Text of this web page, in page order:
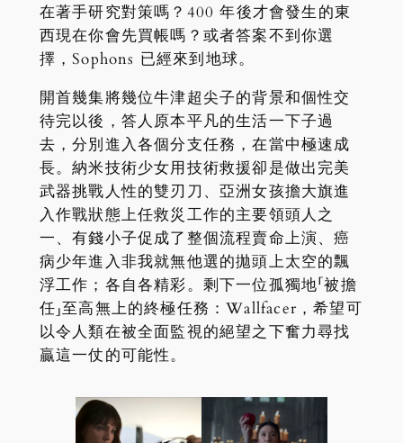
在著手研究對策嗎？400 年後才會發生的東
西現在你會先買帳嗎？或者答案不到你選
擇，Sophons 已經來到地球。
開首幾集將幾位牛津超尖子的背景和個性交
待完以後，答人原本平凡的生活一下子過
去，分別進入各個分支任務，在當中極速成
長。納米技術少女用技術救援卻是做出完美
武器挑戰人性的雙刃刀、亞洲女孩擔大旗進
入作戰狀態上任救災工作的主要領頭人之
一、有錢小子促成了整個流程賣命上演、癌
病少年進入非我就無他選的拋頭上太空的飄
浮工作；各自各精彩。剩下一位孤獨地「被擔
任」至高無上的終極任務：Wallfacer，希望可
以令人類在被全面監視的絕望之下奮力尋找
贏這一仗的可能性。